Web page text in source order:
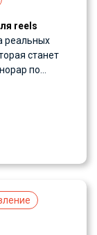
reels
реальных
станет
по...